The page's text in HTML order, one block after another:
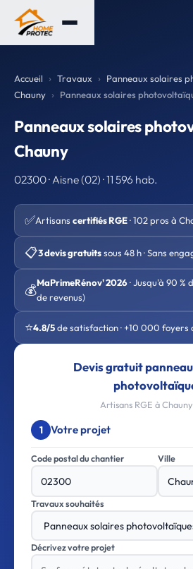
Accueil Travaux
Panneaux solaires
Chauny
Panneaux solaires
Panneaux solaires
Chauny
02300 · Aisne (02) · 11 596 hab.
✅Artisans certifiés RGE· 102 pros à
📋3 devis gratuitssous 48 h · Sans
💰MaPrimeRénov' 2026· Jusqu'à 90 %
de revenus)
⭐4.8/5de satisfaction · +10 000 foyers
Devis gratuit
Artisans RGE à Chauny
1 Votre projet
Code postal du chantier Ville
Travaux souhaités
Décrivez votre projet